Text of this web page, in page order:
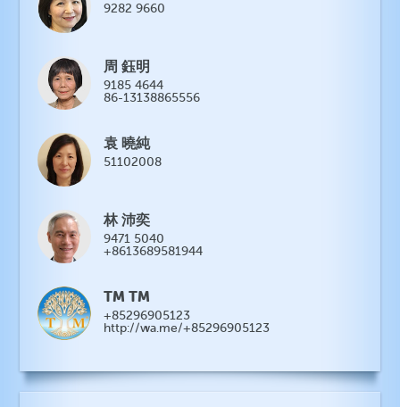
9282 9660
周 鈺明
9185 4644
86-13138865556
袁 曉純
51102008
林 沛奕
9471 5040
+8613689581944
TM TM
+85296905123
http://wa.me/+85296905123